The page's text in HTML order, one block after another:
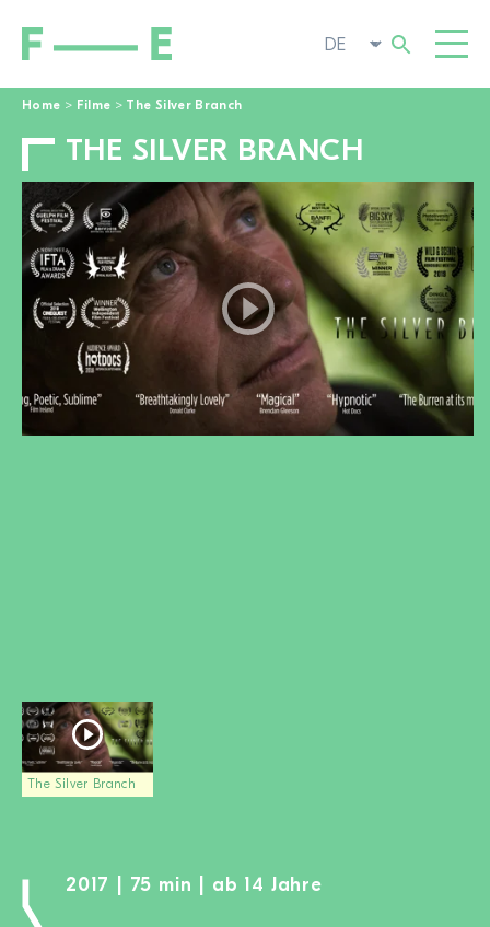
Home > Filme > The Silver Branch
THE SILVER BRANCH
The Silver Branch
2017 | 75 min | ab 14 Jahre
FILME
FESTIVAL
POP-UP KINO
ENGAGIEREN
AKTUELL
ÜBER UNS
Schulen
Medien
Film-Kits
Suchen
nach:
ZUR FILMSUCHE